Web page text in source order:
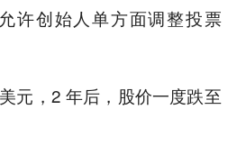
许创始人单方面调整投票
元，2 年后，股价一度跌至